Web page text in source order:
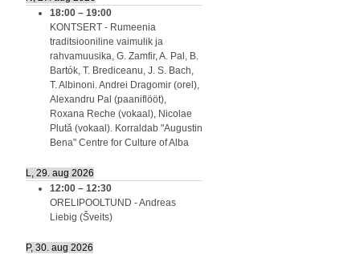
18:00 – 19:00
KONTSERT - Rumeenia
traditsiooniline vaimulik ja
rahvamuusika, G. Zamfir, A. Pal, B.
Bartók, T. Brediceanu, J. S. Bach,
T. Albinoni. Andrei Dragomir (orel),
Alexandru Pal (paaniflööt),
Roxana Reche (vokaal), Nicolae
Plută (vokaal). Korraldab "Augustin
Bena" Centre for Culture of Alba
L, 29. aug 2026
12:00 – 12:30
ORELIPOOLTUND - Andreas
Liebig (Šveits)
P, 30. aug 2026